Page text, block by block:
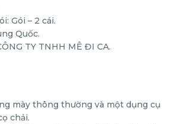
Gói – 2 cái.
Quốc.
TY TNHH MÊ ĐI CA.
mày thông thường và một dụng cụ
chải.